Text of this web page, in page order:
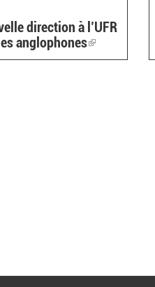
direction à l’UFR
anglophones(link
is